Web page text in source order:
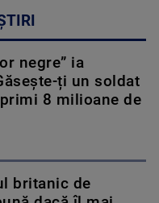
negre” ia
ți un soldat
8 milioane de
britanic de